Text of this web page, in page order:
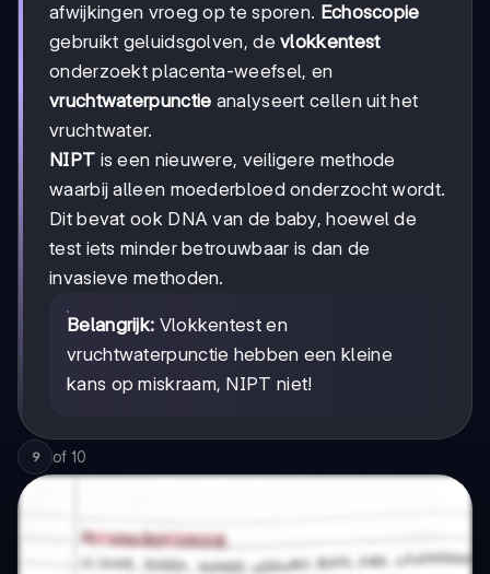
afwijkingen vroeg op te sporen. Echoscopie
gebruikt geluidsgolven, devlokkentest
onderzoekt placenta-weefsel, en
vruchtwaterpunctie analyseert cellen uit het
vruchtwater.
NIPT is een nieuwere, veiligere methode
waarbij alleen moederbloed onderzocht wordt.
Dit bevat ook DNA van de baby, hoewel de
test iets minder betrouwbaar is dan de
invasieve methoden.
Belangrijk: Vlokkentest en
vruchtwaterpunctie hebben een kleine
kans op miskraam, NIPT niet!
9 of 10